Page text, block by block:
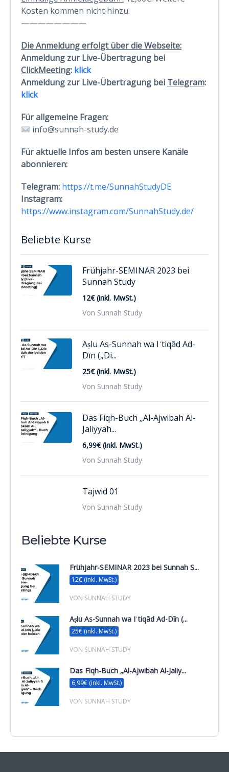
Kosten kommen nicht hinzu.
————————
Die Anmeldung erfolgt über die Webseite:
Anmeldung zur Live-Übertragung bei
ClickMeeting: klick
Anmeldung zur Live-Übertragung bei Telegram:
klick
Für allgemeine Fragen:
info@sunnah-study.de
Für aktuelle Infos am besten unsere Kanäle
abonnieren:
Telegram: https://t.me/SunnahStudyDE
Instagram:
https://www.instagram.com/SunnahStudy.de/
Beliebte Kurse
Frühjahr-SEMINAR 2023 bei
Sunnah Study
12€ (inkl. MwSt.)
Von Sunnah Study
Aṣlu As-Sunnah wa Iʿtiqād Ad-
Dīn („Di...
25€ (inkl. MwSt.)
Von Sunnah Study
Das Fiqh-Buch „Al-Ajwibah Al-
Jaliyyah...
6,99€ (inkl. MwSt.)
Von Sunnah Study
Tajwid 01
Von Sunnah Study
Beliebte Kurse
Frühjahr-SEMINAR 2023 bei Sunnah S...
12€ (inkl. MwSt.)
VON SUNNAH STUDY
Aṣlu As-Sunnah wa Iʿtiqād Ad-Dīn (...
25€ (inkl. MwSt.)
VON SUNNAH STUDY
Das Fiqh-Buch „Al-Ajwibah Al-Jaliy...
6,99€ (inkl. MwSt.)
VON SUNNAH STUDY